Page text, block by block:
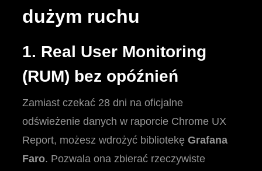
dużym ruchu
1. Real User Monitoring
(RUM) bez opóźnień
Zamiast czekać 28 dni na oficjalne
odświeżenie danych w raporcie Chrome UX
Report, możesz wdrożyć bibliotekę Grafana
Faro. Pozwala ona zbierać rzeczywiste